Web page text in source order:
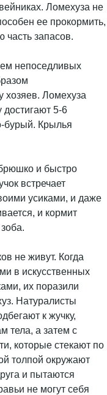
Ломехуза не
ее прокормить,
часть запасов.
непоседливых
хозяев. Ломехуза
5-6
бурый. Крылья
и быстро
встречает
усиками, и даже
и кормит
не живут. Когда
в искусственных
их поразили
Натуралисты
к жучку,
тела, а затем с
которые стекают по
толпой окружают
и пытаются
не могут себя